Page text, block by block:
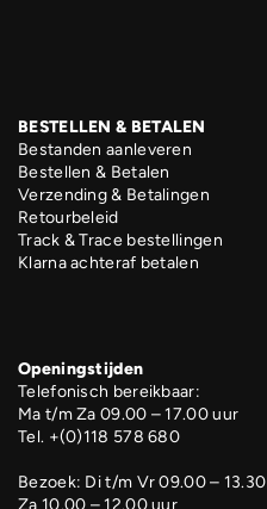
BESTELLEN & BETALEN
Bestanden aanleveren
Bestellen & Betalen
Verzending & Betalingen
Retourbeleid
Track & Trace bestellingen
Klarna achteraf betalen
Openingstijden
Telefonisch bereikbaar:
Ma t/m Za 09.00 – 17.00 uur
Tel. +(0)118 578 680
Bezoek: Di t/m Vr 09.00 – 13.30
Za 10.00 – 12.00 uur